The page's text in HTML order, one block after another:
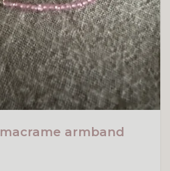
armband